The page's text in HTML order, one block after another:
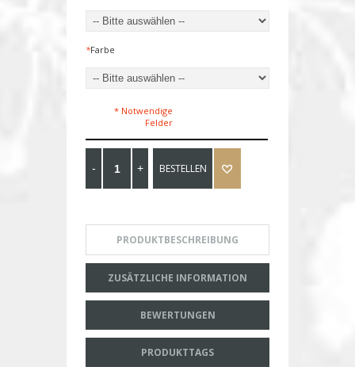
*Farbe
* Notwendige
Felder
BESTELLEN
PRODUKTBESCHREIBUNG
ZUSÄTZLICHE INFORMATION
BEWERTUNGEN
PRODUKTTAGS